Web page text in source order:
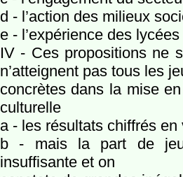
d - l’action des milieux
e - l’expérience des
IV - Ces propositions ne
n’atteignent pas tous les
concrètes dans la mise
culturelle
a - les résultats chiffrés
b - mais la part de
insuffisante et on